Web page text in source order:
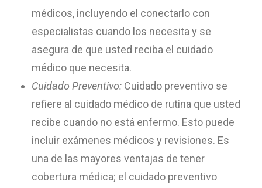
médicos, incluyendo el conectarlo con
especialistas cuando los necesita y se
asegura de que usted reciba el cuidado
médico que necesita.
Cuidado Preventivo: Cuidado preventivo se
refiere al cuidado médico de rutina que usted
recibe cuando no está enfermo. Esto puede
incluir exámenes médicos y revisiones. Es
una de las mayores ventajas de tener
cobertura médica; el cuidado preventivo